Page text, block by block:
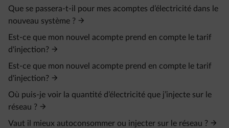
Que se passera-t-il pour mes acomptes d’électricité dans le
nouveau système ?
Est-ce que mon nouvel acompte prend en compte le tarif
d'injection?
Est-ce que mon nouvel acompte prend en compte le tarif
d'injection?
Où puis-je voir la quantité d’électricité que j’injecte sur le
réseau ?
Vaut il mieux autoconsommer ou injecter sur le réseau ?